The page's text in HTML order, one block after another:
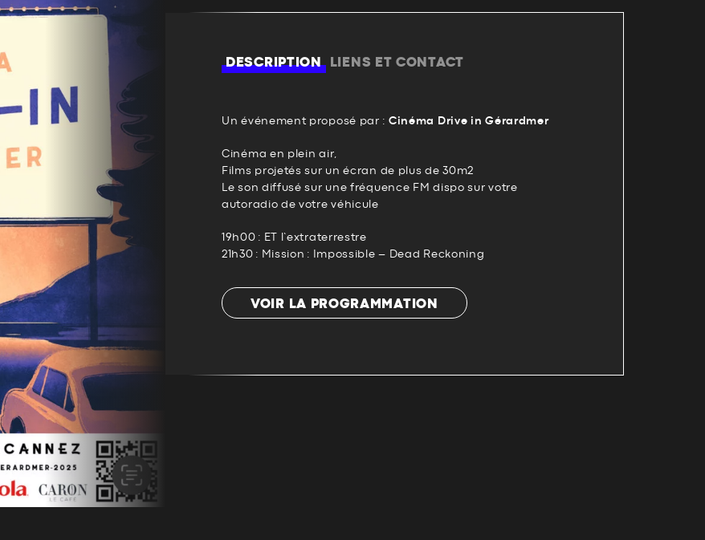
DESCRIPTION LIENS ET CONTACT
Un événement proposé par : Cinéma Drive in Gérardmer
Cinéma en plein air,
Films projetés sur un écran de plus de 30m2
Le son diffusé sur une fréquence FM dispo sur votre
autoradio de votre véhicule
19h00 : ET l’extraterrestre
21h30 : Mission : Impossible – Dead Reckoning
VOIR LA PROGRAMMATION